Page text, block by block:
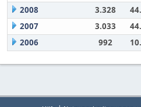
2008
3.328
2007
3.033
2006
992